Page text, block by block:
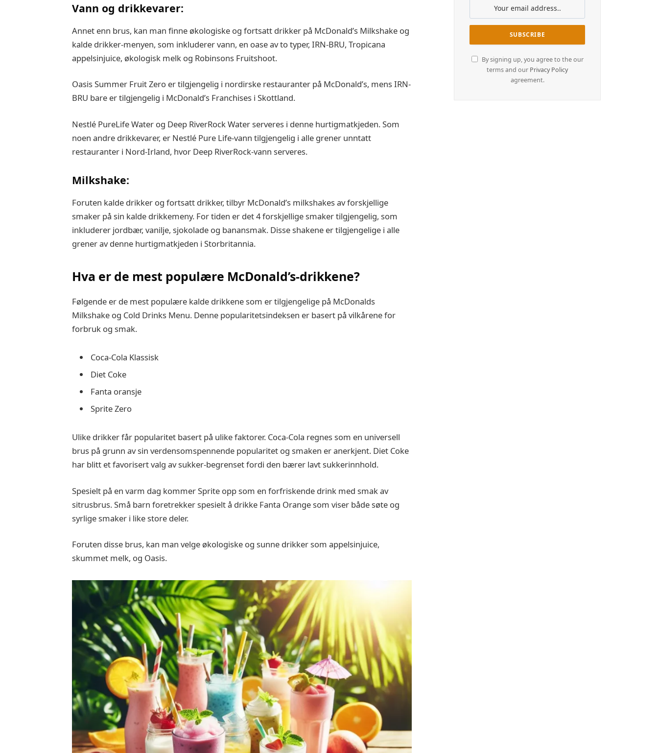
Vann og drikkevarer:
Annet enn brus, kan man finne økologiske og fortsatt drikker på McDonald’s Milkshake og
kalde drikker-menyen, som inkluderer vann, en oase av to typer, IRN-BRU, Tropicana
appelsinjuice, økologisk melk og Robinsons Fruitshoot.
Oasis Summer Fruit Zero er tilgjengelig i nordirske restauranter på McDonald’s, mens IRN-
BRU bare er tilgjengelig i McDonald’s Franchises i Skottland.
Nestlé PureLife Water og Deep RiverRock Water serveres i denne hurtigmatkjeden. Som
noen andre drikkevarer, er Nestlé Pure Life-vann tilgjengelig i alle grener unntatt
restauranter i Nord-Irland, hvor Deep RiverRock-vann serveres.
Milkshake:
Foruten kalde drikker og fortsatt drikker, tilbyr McDonald’s milkshakes av forskjellige
smaker på sin kalde drikkemeny. For tiden er det 4 forskjellige smaker tilgjengelig, som
inkluderer jordbær, vanilje, sjokolade og banansmak. Disse shakene er tilgjengelige i alle
grener av denne hurtigmatkjeden i Storbritannia.
Hva er de mest populære McDonald’s-drikkene?
Følgende er de mest populære kalde drikkene som er tilgjengelige på McDonalds
Milkshake og Cold Drinks Menu. Denne popularitetsindeksen er basert på vilkårene for
forbruk og smak.
Coca-Cola Klassisk
Diet Coke
Fanta oransje
Sprite Zero
Ulike drikker får popularitet basert på ulike faktorer. Coca-Cola regnes som en universell
brus på grunn av sin verdensomspennende popularitet og smaken er anerkjent. Diet Coke
har blitt et favorisert valg av sukker-begrenset fordi den bærer lavt sukkerinnhold.
Spesielt på en varm dag kommer Sprite opp som en forfriskende drink med smak av
sitrusbrus. Små barn foretrekker spesielt å drikke Fanta Orange som viser både søte og
syrlige smaker i like store deler.
Foruten disse brus, kan man velge økologiske og sunne drikker som appelsinjuice,
skummet melk, og Oasis.
By signing up, you agree to the our
terms and our Privacy Policy
agreement.